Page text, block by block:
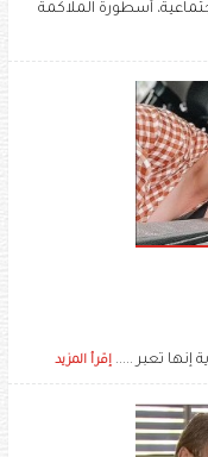
أسطورة الملاكمة
إنها تعبر ..... إقرأ المزيد